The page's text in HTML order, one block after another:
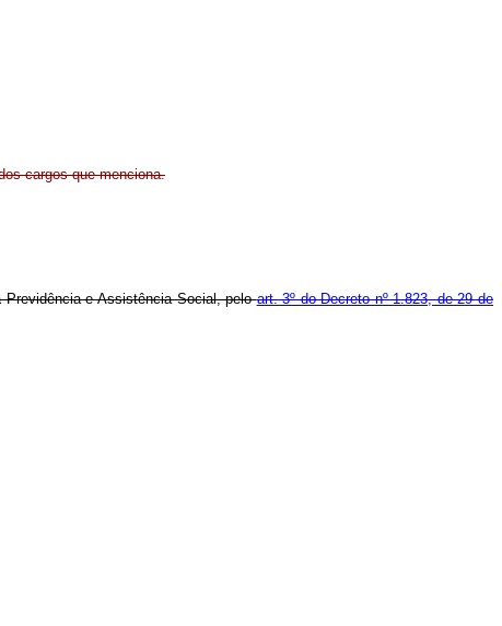
cargos que menciona.
Previdência e Assistência Social, peloart. 3º do Decreto nº 1.823, de 29 de